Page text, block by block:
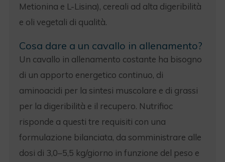
Metionina e L-Lisina), cereali ad alta digeribilità
e oli vegetali di qualità.
Cosa dare a un cavallo in allenamento?
Un cavallo in allenamento costante ha bisogno
di un apporto energetico continuo, di
aminoacidi per la sintesi muscolare e di grassi
per la digeribilità e il recupero. Nutrifioc
risponde a questi tre requisiti con una
formulazione bilanciata, da somministrare alle
dosi di 3,0–5,5 kg/giorno in funzione del peso e